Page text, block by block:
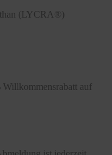
(LYCRA®)
auf